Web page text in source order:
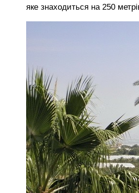
яке знаходиться на 250